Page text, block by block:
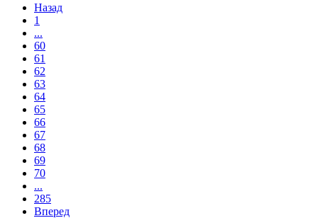
Назад
1
...
60
61
62
63
64
65
66
67
68
69
70
...
285
Вперед